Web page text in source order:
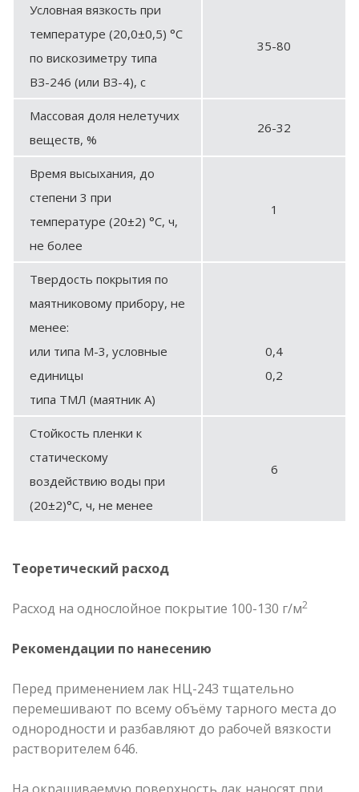
Условная вязкость при
температуре (20,0±0,5) °С
по вискозиметру типа
ВЗ-246 (или ВЗ-4), с
35-80
Массовая доля нелетучих
веществ, %
26-32
Время высыхания, до
степени 3 при
температуре (20±2) °С, ч,
не более
1
Твердость покрытия по
маятниковому прибору, не
менее:
или типа М-3, условные
единицы
типа ТМЛ (маятник А)
0,4
0,2
Стойкость пленки к
статическому
воздействию воды при
(20±2)°С, ч, не менее
6
Теоретический расход
Расход на однослойное покрытие 100-130 г/м2
Рекомендации по нанесению
Перед применением лак НЦ-243 тщательно
перемешивают по всему объёму тарного места до
однородности и разбавляют до рабочей вязкости
растворителем 646.